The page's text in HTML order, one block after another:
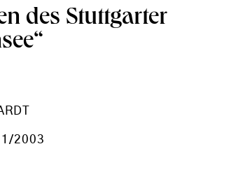
des Stuttgarter
2003